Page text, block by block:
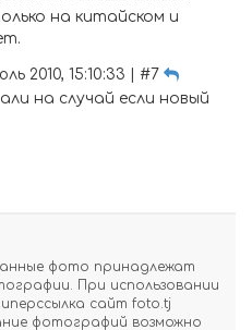
на китайском и
2010, 15:10:33 | #7
на случай если новый
фото принадлежат
При использовании
сайт foto.tj
фотографий возможно